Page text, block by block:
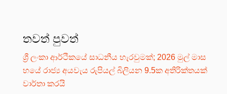
තවත් පුවත්
ශ්‍රී ලංකා ආර්ථිකයේ සාධනීය හැරවුමක්; 2026 මුල් මාස
හයේ රාජ්‍ය අයවැය රුපියල් බිලියන 9.5ක අතිරික්තයක්
වාර්තා කරයි